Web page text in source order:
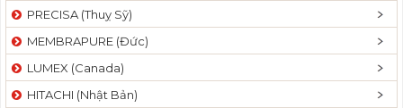
PRECISA (Thuỵ Sỹ)
MEMBRAPURE (Đức)
LUMEX (Canada)
HITACHI (Nhật Bản)